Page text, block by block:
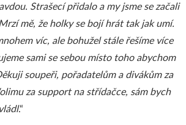
Strašecí přidalo a my jsme se začali
mě, že holky se bojí hrát tak jak umí.
víc, ale bohužel stále řešíme více
sami se sebou místo toho abychom
soupeři, pořadatelům a divákům za
za support na střídačce, sám bych
.“